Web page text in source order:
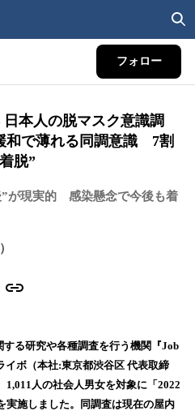
フォロー
本人の脱マスク意識調
で薄れる同調意識 7割
脱”
”が現実的 感染懸念で今後も着
る研究や各種調査を行う機関『Job
ボ（本社:東京都渋谷区 代表取締
人の社会人男女を対象に「2022
実施しました。同調査は現在の屋内